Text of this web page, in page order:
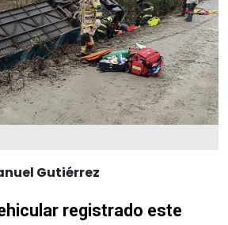
Gutiérrez
registrado este